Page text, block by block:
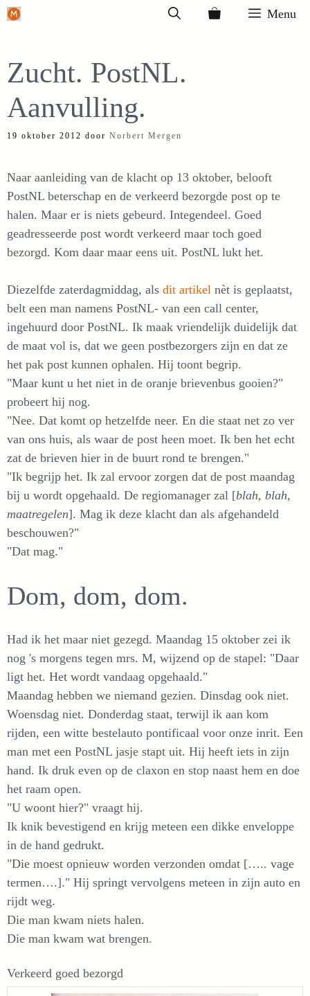
Ga
inhoud
Menu
Zucht. PostNL.
Aanvulling.
19 oktober 2012 door Norbert Mergen
Naar aanleiding van de klacht op 13 oktober, belooft
PostNL beterschap en de verkeerd bezorgde post op te
halen. Maar er is niets gebeurd. Integendeel. Goed
geadresseerde post wordt verkeerd maar toch goed
bezorgd. Kom daar maar eens uit. PostNL lukt het.
Diezelfde zaterdagmiddag, als dit artikel nèt is geplaatst,
belt een man namens PostNL- van een call center,
ingehuurd door PostNL. Ik maak vriendelijk duidelijk dat
de maat vol is, dat we geen postbezorgers zijn en dat ze
het pak post kunnen ophalen. Hij toont begrip.
"Maar kunt u het niet in de oranje brievenbus gooien?"
probeert hij nog.
"Nee. Dat komt op hetzelfde neer. En die staat net zo ver
van ons huis, als waar de post heen moet. Ik ben het echt
zat de brieven hier in de buurt rond te brengen."
"Ik begrijp het. Ik zal ervoor zorgen dat de post maandag
bij u wordt opgehaald. De regiomanager zal [blah, blah,
maatregelen]. Mag ik deze klacht dan als afgehandeld
beschouwen?"
"Dat mag."
Dom, dom, dom.
Had ik het maar niet gezegd. Maandag 15 oktober zei ik
nog 's morgens tegen mrs. M, wijzend op de stapel: "Daar
ligt het. Het wordt vandaag opgehaald."
Maandag hebben we niemand gezien. Dinsdag ook niet.
Woensdag niet. Donderdag staat, terwijl ik aan kom
rijden, een witte bestelauto pontificaal voor onze inrit. Een
man met een PostNL jasje stapt uit. Hij heeft iets in zijn
hand. Ik druk even op de claxon en stop naast hem en doe
het raam open.
"U woont hier?" vraagt hij.
Ik knik bevestigend en krijg meteen een dikke enveloppe
in de hand gedrukt.
"Die moest opnieuw worden verzonden omdat [….. vage
termen….]." Hij springt vervolgens meteen in zijn auto en
rijdt weg.
Die man kwam niets halen.
Die man kwam wat brengen.
Verkeerd goed bezorgd